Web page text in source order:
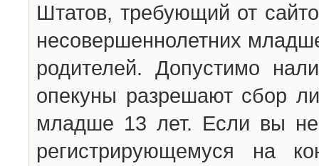
Штатов, требующий от
несовершеннолетних
родителей. Допустимо
опекуны разрешают сбор
младше 13 лет. Если вы
регистрирующемуся на